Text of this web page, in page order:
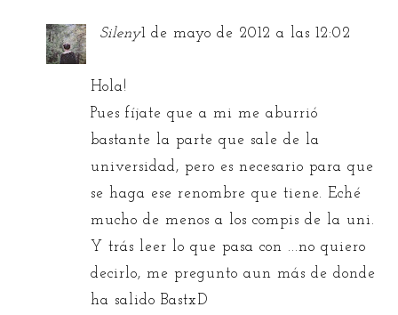
Sileny1 de mayo de 2012 a las 12:02
Hola!
Pues fíjate que a mi me aburrió
bastante la parte que sale de la
universidad, pero es necesario para que
se haga ese renombre que tiene. Eché
mucho de menos a los compis de la uni.
Y trás leer lo que pasa con ...no quiero
decirlo, me pregunto aun más de donde
ha salido BastxD